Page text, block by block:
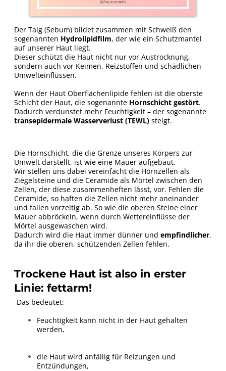
Der Talg (Sebum) bildet zusammen mit Schweiß den
sogenannten Hydrolipidfilm, der wie ein Schutzmantel
auf unserer Haut liegt.
Dieser schützt die Haut nicht nur vor Austrocknung,
sondern auch vor Keimen, Reizstoffen und schädlichen
Umwelteinflüssen.
Wenn der Haut Oberflächenlipide fehlen ist die oberste
Schicht der Haut, die sogenannte Hornschicht gestört.
Dadurch verdunstet mehr Feuchtigkeit – der sogenannte
transepidermale Wasserverlust (TEWL) steigt.
Die Hornschicht, die die Grenze unseres Körpers zur
Umwelt darstellt, ist wie eine Mauer aufgebaut.
Wir stellen uns dabei vereinfacht die Hornzellen als
Ziegelsteine und die Ceramide als Mörtel zwischen den
Zellen, der diese zusammenheften lässt, vor. Fehlen die
Ceramide, so haften die Zellen nicht mehr aneinander
und fallen vorzeitig ab. So wie die oberen Steine einer
Mauer abbröckeln, wenn durch Wettereinflüsse der
Mörtel ausgewaschen wird.
Dadurch wird die Haut immer dünner und empfindlicher,
da ihr die oberen, schützenden Zellen fehlen.
Trockene Haut ist also in erster
Linie: fettarm!
Das bedeutet:
Feuchtigkeit kann nicht in der Haut gehalten
werden,
die Haut wird anfällig für Reizungen und
Entzündungen,